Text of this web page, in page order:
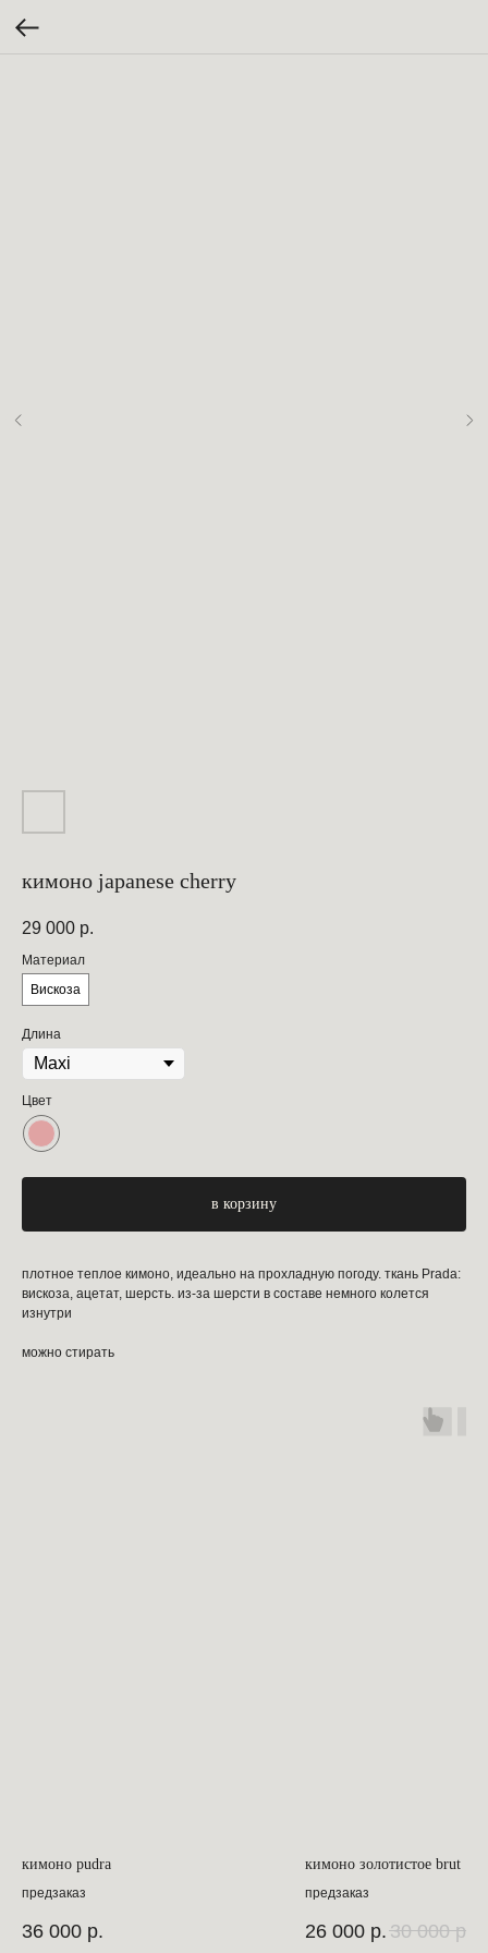
кимоно japanese cherry
29 000 р.
Материал
Вискоза
Длина
Цвет
в корзину
плотное теплое кимоно, идеально на прохладную погоду. ткань Prada:
вискоза, ацетат, шерсть. из-за шерсти в составе немного колется
изнутри
можно стирать
кимоно pudra
предзаказ
36 000 р.
кимоно золотистое brut
предзаказ
26 000 р. 30 000 р.